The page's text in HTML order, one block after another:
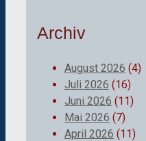
Archiv
August 2026 (4)
Juli 2026 (16)
Juni 2026 (11)
Mai 2026 (7)
April 2026 (11)